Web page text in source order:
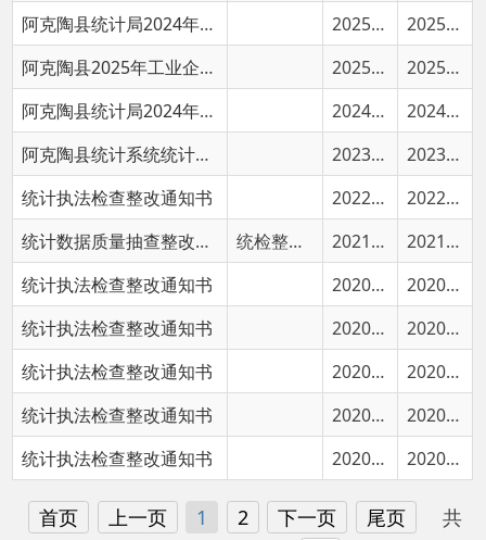
阿克陶县统计局2024年上半年统计数据质量核查情况
2024-08-01 2024-08-01
阿克陶县统计系统统计执法证信息公开 2023-07-04 2023-07-04
统计执法检查整改通知书 2022-04-21 2022-04-21
统计数据质量抽查整改通知书 2021-09-24 2021-09-25
统计执法检查整改通知书 2020-05-25
统计执法检查整改通知书
2020-05-25
统计执法检查整改通知书
统计执法检查整改通知书 2020-05-25 2020-05-25
统计执法检查整改通知书 2020-05-25 2020-05-25
首页 上一页 1 2 下一页 尾页
共
20 条 / 共 2 页 跳转至 GO